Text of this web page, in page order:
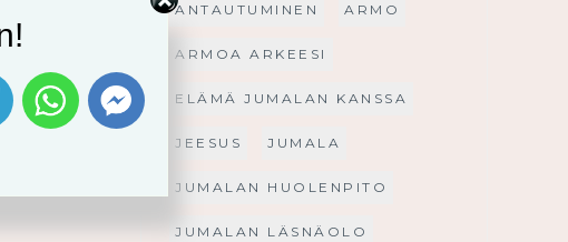
ANTAUTUMINEN ARMO
ARMOA ARKEESI
ELÄMÄ JUMALAN KANSSA
JEESUS JUMALA
JUMALAN HUOLENPITO
JUMALAN LÄSNÄOLO